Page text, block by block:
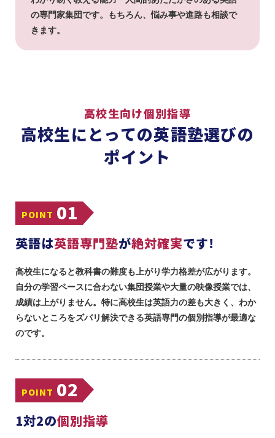
の専門家集団です。もちろん、悩み事や進路も相談で
きます。
高校生向け個別指導
高校生にとっての英語塾選びの
ポイント
POINT 01
英語は英語専門塾が絶対確実です!
高校生になると教科書の難度も上がり学力格差が広がります。
自分の学習ペースに合わない集団授業や大量の映像授業では、
成績は上がりません。特に高校生は英語力の差も大きく、わか
らないところをズバリ解決できる英語専門の個別指導が最適な
のです。
POINT 02
1対2の個別指導